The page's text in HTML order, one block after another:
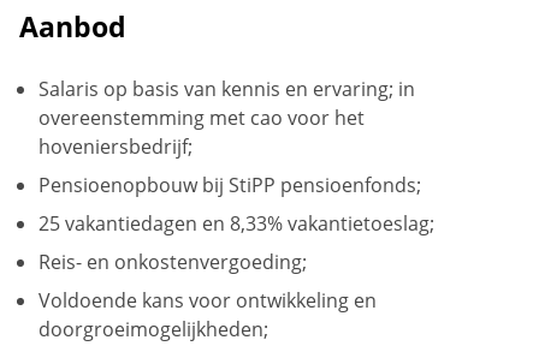
Aanbod
Salaris op basis van kennis en ervaring; in
overeenstemming met cao voor het
hoveniersbedrijf;
Pensioenopbouw bij StiPP pensioenfonds;
25 vakantiedagen en 8,33% vakantietoeslag;
Reis- en onkostenvergoeding;
Voldoende kans voor ontwikkeling en
doorgroeimogelijkheden;